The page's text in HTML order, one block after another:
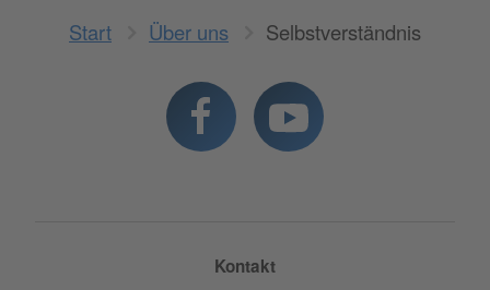
Start Über uns Selbstverständnis
Kontakt